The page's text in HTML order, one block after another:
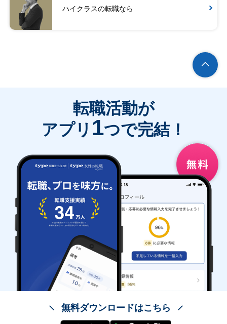
ハイクラスの転職なら
転職活動が
アプリ 1つで完結！
無料ダウンロードはこちら